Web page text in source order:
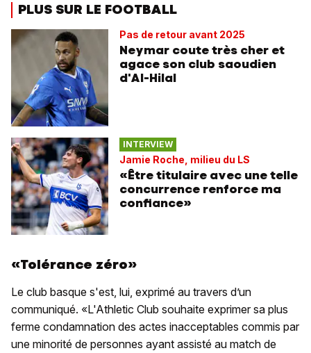
PLUS SUR LE FOOTBALL
Pas de retour avant 2025
Neymar coute très cher et
agace son club saoudien
d'Al-Hilal
INTERVIEW
Jamie Roche, milieu du LS
«Être titulaire avec une telle
concurrence renforce ma
confiance»
«Tolérance zéro»
Le club basque s'est, lui, exprimé au travers d’un
communiqué. «L'Athletic Club souhaite exprimer sa plus
ferme condamnation des actes inacceptables commis par
une minorité de personnes ayant assisté au match de